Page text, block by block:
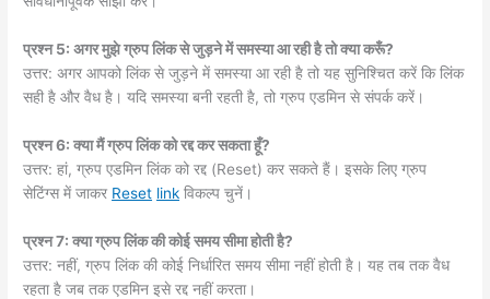
प्रश्न 5: अगर मुझे ग्रुप लिंक से जुड़ने में समस्या आ रही है तो क्या करूँ?
उत्तर: अगर आपको लिंक से जुड़ने में समस्या आ रही है तो यह सुनिश्चित करें कि लिंक
सही है और वैध है। यदि समस्या बनी रहती है, तो ग्रुप एडमिन से संपर्क करें।
प्रश्न 6: क्या मैं ग्रुप लिंक को रद्द कर सकता हूँ?
उत्तर: हां, ग्रुप एडमिन लिंक को रद्द (Reset) कर सकते हैं। इसके लिए ग्रुप
सेटिंग्स में जाकर Reset link विकल्प चुनें।
प्रश्न 7: क्या ग्रुप लिंक की कोई समय सीमा होती है?
उत्तर: नहीं, ग्रुप लिंक की कोई निर्धारित समय सीमा नहीं होती है। यह तब तक वैध
रहता है जब तक एडमिन इसे रद्द नहीं करता।